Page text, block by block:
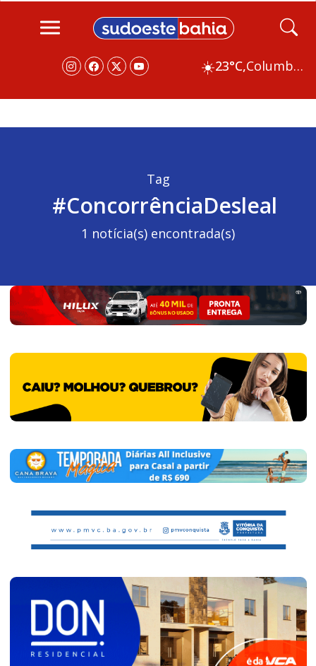
☀️23°C, Columbus
Tag
#ConcorrênciaDesleal
1 notícia(s) encontrada(s)